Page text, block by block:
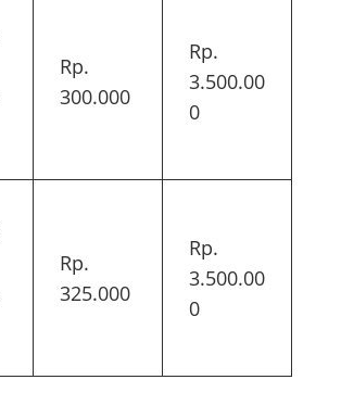
Rp.
300.000
Rp.
3.500.00
0
Rp.
325.000
Rp.
3.500.00
0